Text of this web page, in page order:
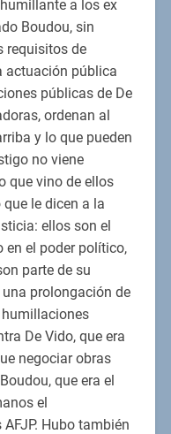
a los ex
Boudou, sin
requisitos de
actuación pública
públicas de De
ordenan al
y lo que pueden
no viene
que vino de ellos
le dicen a la
ellos son el
en el poder político,
parte de su
prolongación de
humillaciones
De Vido, que era
negociar obras
que era el
el
Hubo también